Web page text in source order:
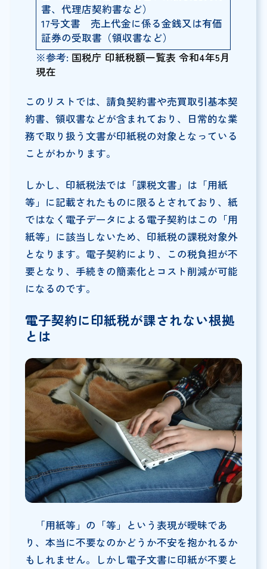
書、代理店契約書など）
17号文書 売上代金に係る金銭又は有価
証券の受取書（領収書など）
※参考: 国税庁 印紙税額一覧表 令和4年5月
現在
このリストでは、請負契約書や売買取引基本契
約書、領収書などが含まれており、日常的な業
務で取り扱う文書が印紙税の対象となっている
ことがわかります。
しかし、印紙税法では「課税文書」は「用紙
等」に記載されたものに限るとされており、紙
ではなく電子データによる電子契約はこの「用
紙等」に該当しないため、印紙税の課税対象外
となります。電子契約により、この税負担が不
要となり、手続きの簡素化とコスト削減が可能
になるのです。
電子契約に印紙税が課されない根拠
とは
「用紙等」の「等」という表現が曖昧であ
り、本当に不要なのかどうか不安を抱かれるか
もしれません。しかし電子文書に印紙が不要と